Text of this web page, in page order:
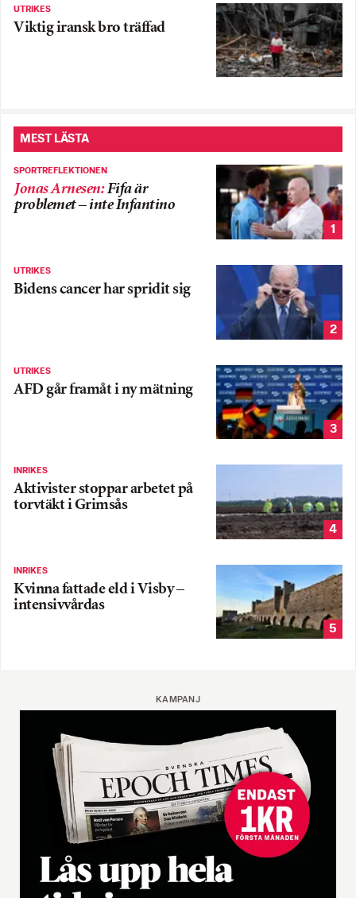
UTRIKES
Viktig iransk bro träffad
MEST LÄSTA
SPORTREFLEKTIONEN
Jonas Arnesen:Fifa är
problemet – inte Infantino
1
UTRIKES
Bidens cancer har spridit sig
2
UTRIKES
AFD går framåt i ny mätning
3
INRIKES
Aktivister stoppar arbetet på
torvtäkt i Grimsås
4
INRIKES
Kvinna fattade eld i Visby –
intensivvårdas
5
KAMPANJ